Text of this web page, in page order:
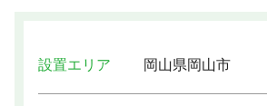
設置エリア 岡山県岡山市